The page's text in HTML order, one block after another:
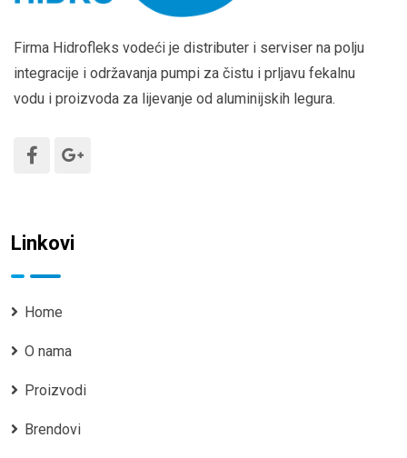
Firma Hidrofleks vodeći je distributer i serviser na polju
integracije i održavanja pumpi za čistu i prljavu fekalnu
vodu i proizvoda za lijevanje od aluminijskih legura.
Linkovi
Home
O nama
Proizvodi
Brendovi